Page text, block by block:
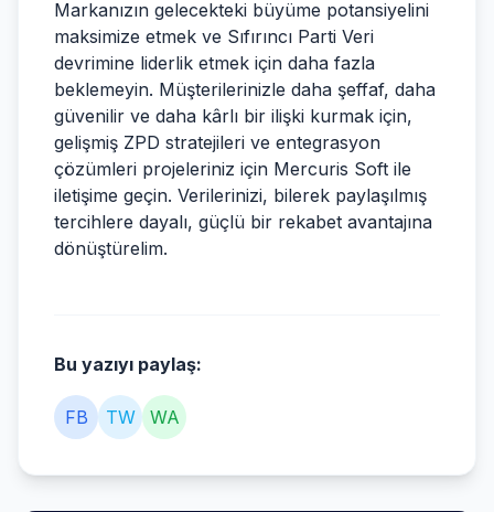
Markanızın gelecekteki büyüme potansiyelini
maksimize etmek ve Sıfırıncı Parti Veri
devrimine liderlik etmek için daha fazla
beklemeyin. Müşterilerinizle daha şeffaf, daha
güvenilir ve daha kârlı bir ilişki kurmak için,
gelişmiş ZPD stratejileri ve entegrasyon
çözümleri projeleriniz için Mercuris Soft ile
iletişime geçin. Verilerinizi, bilerek paylaşılmış
tercihlere dayalı, güçlü bir rekabet avantajına
dönüştürelim.
Bu yazıyı paylaş:
FB TW WA